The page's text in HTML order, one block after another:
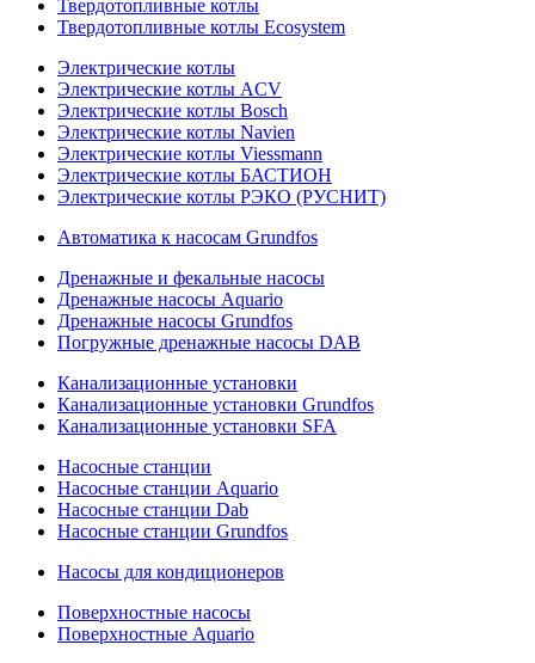
Твердотопливные котлы
Твердотопливные котлы Ecosystem
Электрические котлы
Электрические котлы ACV
Электрические котлы Bosch
Электрические котлы Navien
Электрические котлы Viessmann
Электрические котлы БАСТИОН
Электрические котлы РЭКО (РУСНИТ)
Автоматика к насосам Grundfos
Дренажные и фекальные насосы
Дренажные насосы Aquario
Дренажные насосы Grundfos
Погружные дренажные насосы DAB
Канализационные установки
Канализационные установки Grundfos
Канализационные установки SFA
Насосные станции
Насосные станции Aquario
Насосные станции Dab
Насосные станции Grundfos
Насосы для кондиционеров
Поверхностные насосы
Поверхностные Aquario